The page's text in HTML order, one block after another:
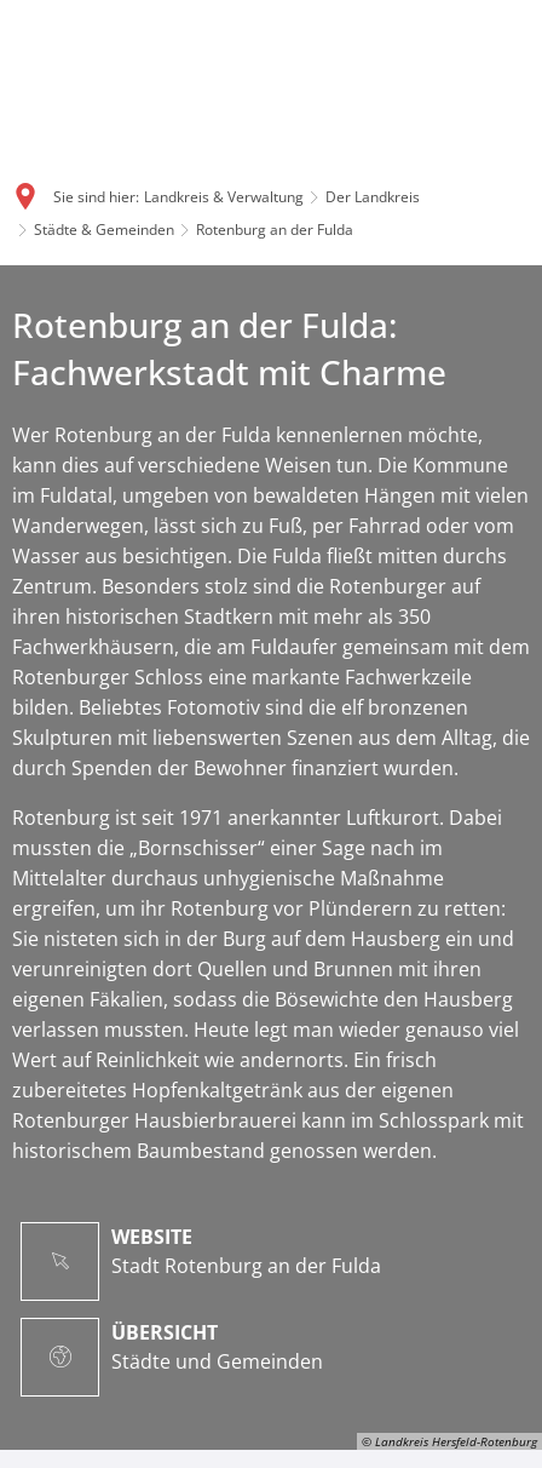
Sie sind hier: Landkreis & Verwaltung
Der Landkreis
Städte & Gemeinden
Rotenburg an der Fulda
© Landkreis Hersfeld-Rotenburg
Rotenburg an der Fulda:
Fachwerkstadt mit Charme
Wer Rotenburg an der Fulda kennenlernen möchte,
kann dies auf verschiedene Weisen tun. Die Kommune
im Fuldatal, umgeben von bewaldeten Hängen mit vielen
Wanderwegen, lässt sich zu Fuß, per Fahrrad oder vom
Wasser aus besichtigen. Die Fulda fließt mitten durchs
Zentrum. Besonders stolz sind die Rotenburger auf
ihren historischen Stadtkern mit mehr als 350
Fachwerkhäusern, die am Fuldaufer gemeinsam mit dem
Rotenburger Schloss eine markante Fachwerkzeile
bilden. Beliebtes Fotomotiv sind die elf bronzenen
Skulpturen mit liebenswerten Szenen aus dem Alltag, die
durch Spenden der Bewohner finanziert wurden.
Rotenburg ist seit 1971 anerkannter Luftkurort. Dabei
mussten die „Bornschisser“ einer Sage nach im
Mittelalter durchaus unhygienische Maßnahme
ergreifen, um ihr Rotenburg vor Plünderern zu retten:
Sie nisteten sich in der Burg auf dem Hausberg ein und
verunreinigten dort Quellen und Brunnen mit ihren
eigenen Fäkalien, sodass die Bösewichte den Hausberg
verlassen mussten. Heute legt man wieder genauso viel
Wert auf Reinlichkeit wie andernorts. Ein frisch
zubereitetes Hopfenkaltgetränk aus der eigenen
Rotenburger Hausbierbrauerei kann im Schlosspark mit
historischem Baumbestand genossen werden.
WEBSITE
Stadt Rotenburg an der Fulda
ÜBERSICHT
Städte und Gemeinden